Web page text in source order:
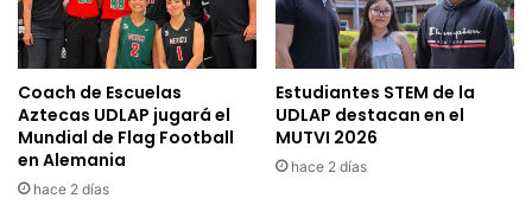
Coach de Escuelas
Aztecas UDLAP jugará el
Mundial de Flag Football
en Alemania
hace 2 días
Estudiantes STEM de la
UDLAP destacan en el
MUTVI 2026
hace 2 días